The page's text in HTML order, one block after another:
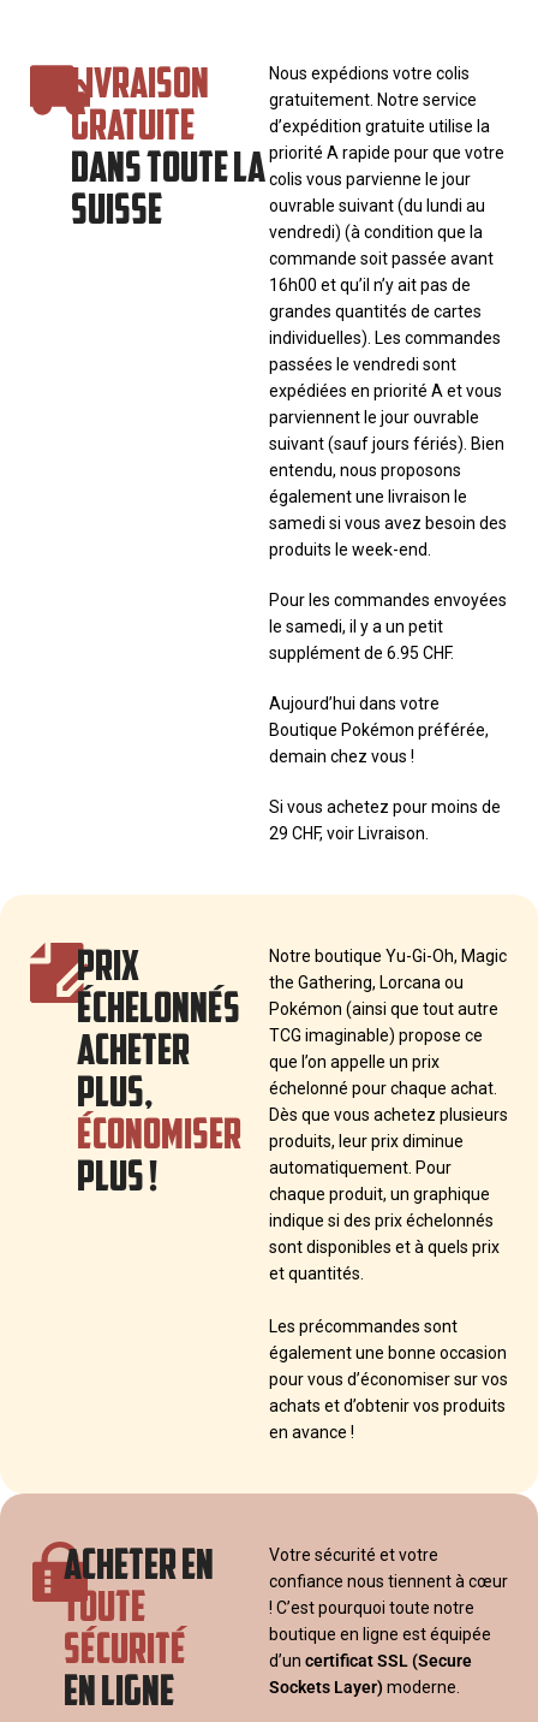
LIVRAISON
GRATUITE
DANS TOUTE LA
SUISSE
Nous expédions votre colis
gratuitement. Notre service
d’expédition gratuite utilise la
priorité A rapide pour que votre
colis vous parvienne le jour
ouvrable suivant (du lundi au
vendredi) (à condition que la
commande soit passée avant
16h00 et qu’il n’y ait pas de
grandes quantités de cartes
individuelles). Les commandes
passées le vendredi sont
expédiées en priorité A et vous
parviennent le jour ouvrable
suivant (sauf jours fériés). Bien
entendu, nous proposons
également une livraison le
samedi si vous avez besoin des
produits le week-end.
Pour les commandes envoyées
le samedi, il y a un petit
supplément de 6.95 CHF.
Aujourd’hui dans votre
Boutique Pokémon préférée,
demain chez vous !
Si vous achetez pour moins de
29 CHF, voir Livraison.
PRIX
ÉCHELONNÉS
ACHETER
PLUS,
ÉCONOMISER
PLUS !
Notre boutique Yu-Gi-Oh, Magic
the Gathering, Lorcana ou
Pokémon (ainsi que tout autre
TCG imaginable) propose ce
que l’on appelle un prix
échelonné pour chaque achat.
Dès que vous achetez plusieurs
produits, leur prix diminue
automatiquement. Pour
chaque produit, un graphique
indique si des prix échelonnés
sont disponibles et à quels prix
et quantités.
Les précommandes sont
également une bonne occasion
pour vous d’économiser sur vos
achats et d’obtenir vos produits
en avance !
ACHETER EN
TOUTE
SÉCURITÉ
EN LIGNE
Votre sécurité et votre
confiance nous tiennent à cœur
! C’est pourquoi toute notre
boutique en ligne est équipée
d’un certificat SSL (Secure
Sockets Layer) moderne.